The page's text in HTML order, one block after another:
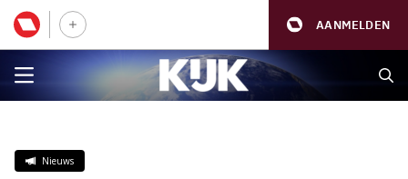
AANMELDEN
Nieuws